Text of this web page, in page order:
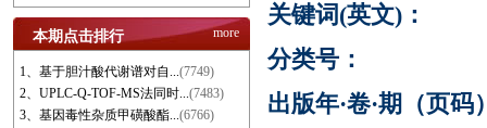
本期点击排行 more
1、基于胆汁酸代谢谱对自...(7749)
2、UPLC-Q-TOF-MS法同时...(7483)
3、基因毒性杂质甲磺酸酯...(6766)
关键词(英文)：
分类号：
出版年·卷·期（页码